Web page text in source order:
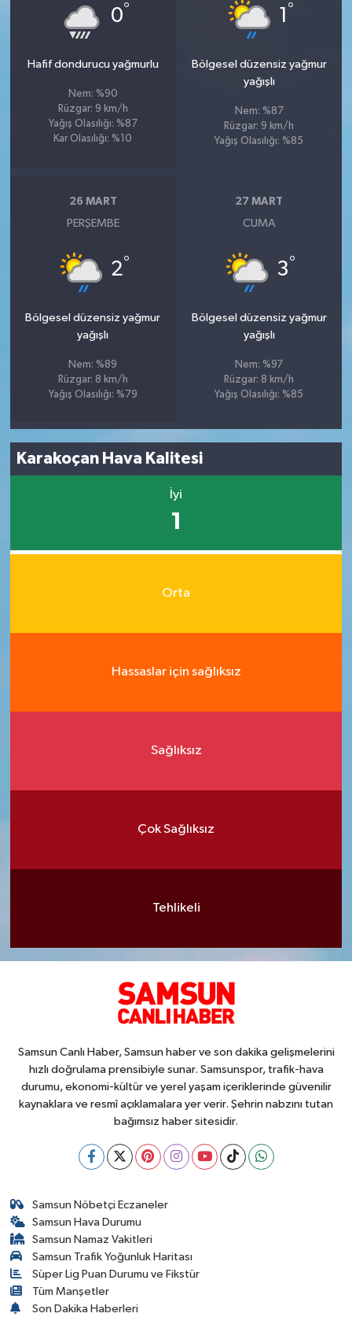
0°
Hafif dondurucu yağmurlu
Nem: %90
Rüzgar: 9 km/h
Yağış Olasılığı: %87
Kar Olasılığı: %10
1 °
Bölgesel düzensiz yağmur
yağışlı
Nem: %87
Rüzgar: 9 km/h
Yağış Olasılığı: %85
26 MART
PERŞEMBE
2°
Bölgesel düzensiz yağmur
yağışlı
Nem: %89
Rüzgar: 8 km/h
Yağış Olasılığı: %79
27 MART
CUMA
3°
Bölgesel düzensiz yağmur
yağışlı
Nem: %97
Rüzgar: 8 km/h
Yağış Olasılığı: %85
Karakoçan Hava Kalitesi
İyi
1
Orta
Hassaslar için sağlıksız
Sağlıksız
Çok Sağlıksız
Tehlikeli
Samsun Canlı Haber, Samsun haber ve son dakika gelişmelerini
hızlı doğrulama prensibiyle sunar. Samsunspor, trafik-hava
durumu, ekonomi-kültür ve yerel yaşam içeriklerinde güvenilir
kaynaklara ve resmî açıklamalara yer verir. Şehrin nabzını tutan
bağımsız haber sitesidir.
Samsun Nöbetçi Eczaneler
Samsun Hava Durumu
Samsun Namaz Vakitleri
Samsun Trafik Yoğunluk Haritası
Süper Lig Puan Durumu ve Fikstür
Tüm Manşetler
Son Dakika Haberleri